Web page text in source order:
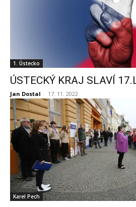
1. Ústecko
ÚSTECKÝ KRAJ SLAVÍ
Jan Dostal - 17. 11. 2022
Karel Pech